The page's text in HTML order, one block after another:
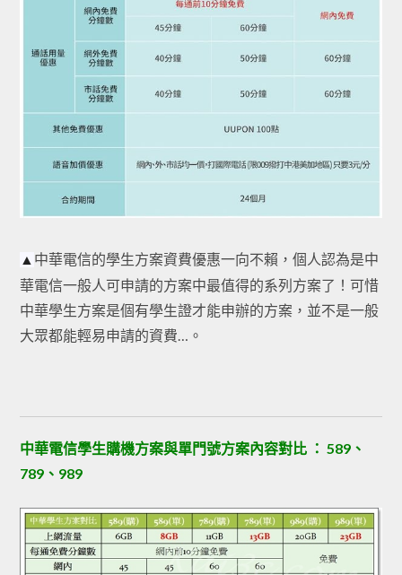
▲ 中華電信的學生方案資費優惠一向不賴，個人認為是中
華電信一般人可申請的方案中最值得的系列方案了！可惜
中華學生方案是個有學生證才能申辦的方案，並不是一般
大眾都能輕易申請的資費…。
中華電信學生購機方案與單門號方案內容對比 ： 589、
789、989